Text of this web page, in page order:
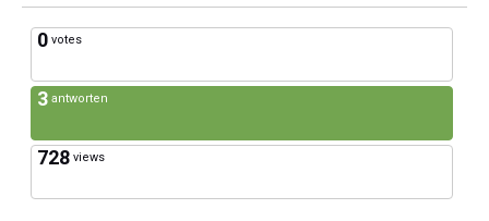
0 votes
3 antworten
728 views